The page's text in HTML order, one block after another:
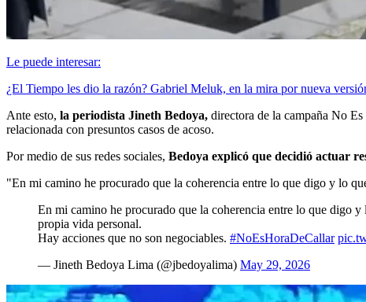
Le puede interesar:
¿El Tiempo les dio la razón? Gabriel Meluk, en la mira por nueva
Ante esto, la periodista Jineth Bedoya, directora de la campaña No
relacionada con presuntos casos de acoso.
Por medio de sus redes sociales, Bedoya explicó que decidió actuar
"En mi camino he procurado que la coherencia entre lo que digo y lo
En mi camino he procurado que la coherencia entre lo que digo
propia vida personal.
Hay acciones que no son negociables. #NoEsHoraDeCallar
— Jineth Bedoya Lima (@jbedoyalima) May 29, 2026